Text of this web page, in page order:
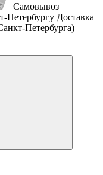
Самовывоз
Петербургу Доставка
Петербурга)